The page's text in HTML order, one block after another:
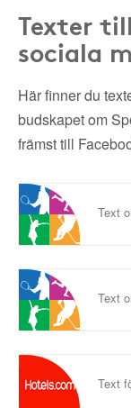
Texter
sociala
Här finner du
budskapet om
främst till
Text
Text
Text